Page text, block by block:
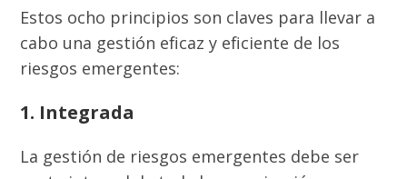
Estos ocho principios son claves para llevar a
cabo una gestión eficaz y eficiente de los
riesgos emergentes:
1. Integrada
La gestión de riesgos emergentes debe ser